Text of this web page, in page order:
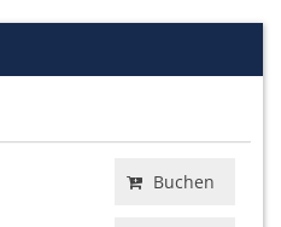
Buchen